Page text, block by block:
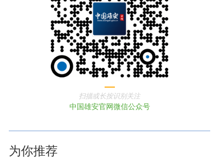
扫描或长按识别关注
中国雄安官网微信公众号
为你推荐